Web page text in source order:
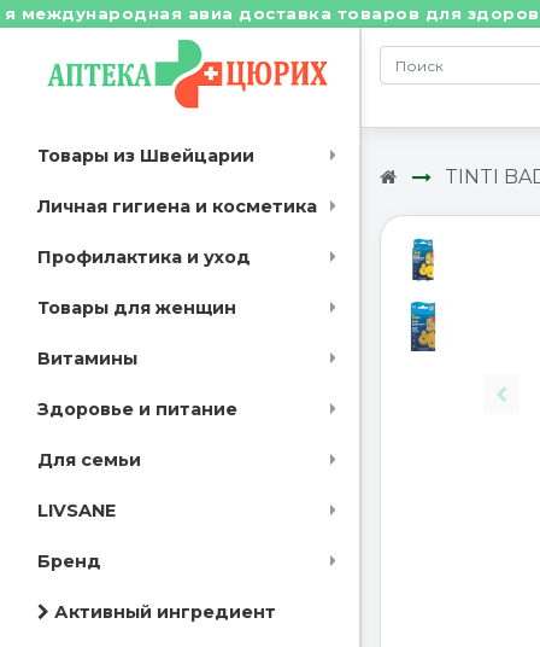
авиа доставка товаров для здоровья
Товары из Швейцарии
Личная гигиена и косметика
Профилактика и уход
Товары для женщин
Витамины
Здоровье и питание
Для семьи
LIVSANE
Бренд
Активный ингредиент
TINTI